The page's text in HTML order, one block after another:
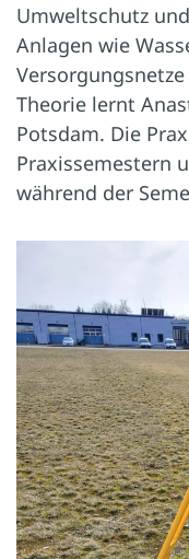
Umweltschutz
Anlagen wie
Theorie lernt
Potsdam. Die
Praxissemestern
während der